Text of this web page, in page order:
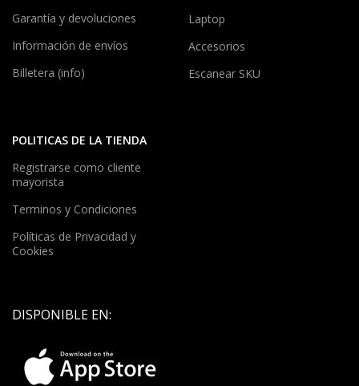
Garantía y devoluciones
Información de envíos
Billetera (info)
Laptop
Accesorios
Escanear SKU
POLITICAS DE LA TIENDA
Registrarse como cliente
mayorista
Terminos y Condiciones
Políticas de Privacidad y
Cookies
DISPONIBLE EN: